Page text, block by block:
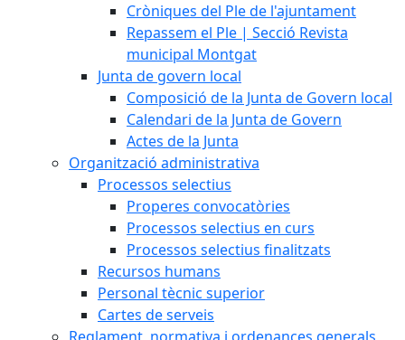
Cròniques del Ple de l'ajuntament
Repassem el Ple | Secció Revista
municipal Montgat
Junta de govern local
Composició de la Junta de Govern local
Calendari de la Junta de Govern
Actes de la Junta
Organització administrativa
Processos selectius
Properes convocatòries
Processos selectius en curs
Processos selectius finalitzats
Recursos humans
Personal tècnic superior
Cartes de serveis